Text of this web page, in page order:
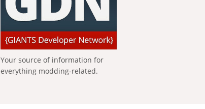
Your source of information for
everything modding-related.